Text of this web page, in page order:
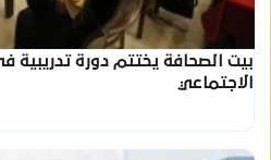
بيت الصحافة يختتم دورة تدريبية
الاجتماعي